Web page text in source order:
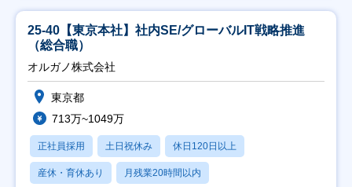
25-40【東京本社】社内SE/グローバルIT戦略推進
（総合職）
オルガノ株式会社
東京都
713万~1049万
正社員採用 土日祝休み 休日120日以上
産休・育休あり 月残業20時間以内